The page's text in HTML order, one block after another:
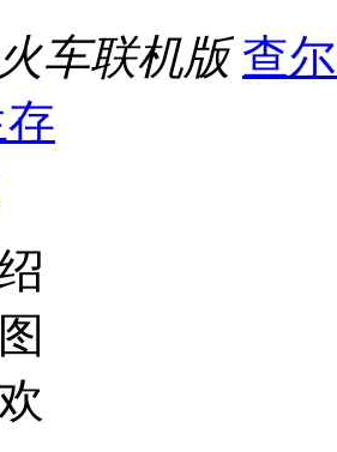
车联机版 查